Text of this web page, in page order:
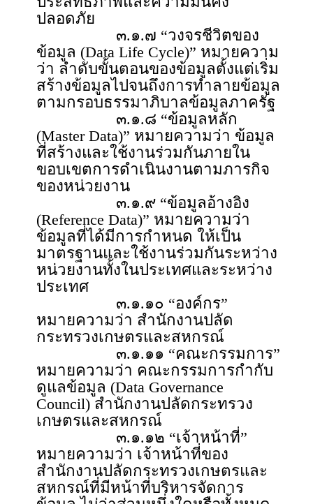
ปลอดภัย
๓.๑.๗ “วงจรชีวิตของ
ข้อมูล (Data Life Cycle)” หมายความ
ว่า ลำดับขั้นตอนของข้อมูลตั้งแต่เริ่ม
สร้างข้อมูลไปจนถึงการทำลายข้อมูล
ตามกรอบธรรมาภิบาลข้อมูลภาครัฐ
๓.๑.๘ “ข้อมูลหลัก
(Master Data)” หมายความว่า ข้อมูล
ที่สร้างและใช้งานร่วมกันภายใน
ขอบเขตการดำเนินงานตามภารกิจ
ของหน่วยงาน
๓.๑.๙ “ข้อมูลอ้างอิง
(Reference Data)” หมายความว่า
ข้อมูลที่ได้มีการกำหนด ให้เป็น
มาตรฐานและใช้งานร่วมกันระหว่าง
หน่วยงานทั้งในประเทศและระหว่าง
ประเทศ
๓.๑.๑๐ “องค์กร”
หมายความว่า สำนักงานปลัด
กระทรวงเกษตรและสหกรณ์
๓.๑.๑๑ “คณะกรรมการ”
หมายความว่า คณะกรรมการกำกับ
ดูแลข้อมูล (Data Governance
Council) สำนักงานปลัดกระทรวง
เกษตรและสหกรณ์
๓.๑.๑๒ “เจ้าหน้าที่”
หมายความว่า เจ้าหน้าที่ของ
สำนักงานปลัดกระทรวงเกษตรและ
สหกรณ์ที่มีหน้าที่บริหารจัดการ